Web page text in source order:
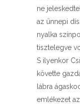
ne
az ünnepi
nyalka
tisztelegve
S ilyenkor
követte
lábra
emlékezet